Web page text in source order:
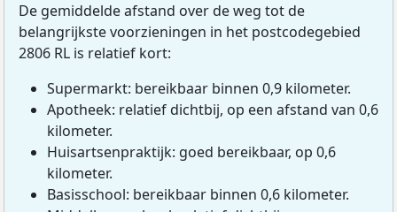
De gemiddelde afstand over de weg tot de
belangrijkste voorzieningen in het postcodegebied
2806 RL is relatief kort:
Supermarkt: bereikbaar binnen 0,9 kilometer.
Apotheek: relatief dichtbij, op een afstand van 0,6
kilometer.
Huisartsenpraktijk: goed bereikbaar, op 0,6
kilometer.
Basisschool: bereikbaar binnen 0,6 kilometer.